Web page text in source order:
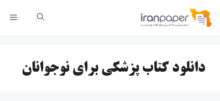
پرش
دانلود کتاب پزشکی برای نوجوانان